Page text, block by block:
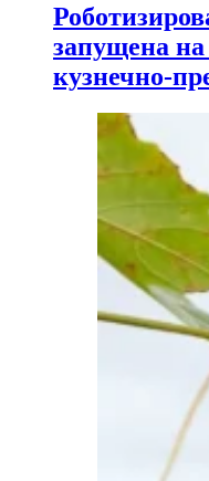
запущена
кузнечно-